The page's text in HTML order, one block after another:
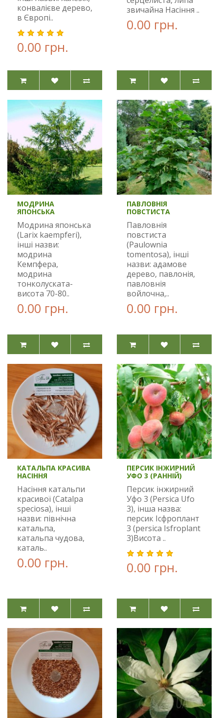
конвалієве дерево,
в Європі..
0.00 грн.
звичайна Насіння ..
0.00 грн.
МОДРИНА
ЯПОНСЬКА
Модрина японська
(Larix kaempferi),
інші назви:
модрина
Кемпфера,
модрина
тонколуската-
висота 70-80..
0.00 грн.
ПАВЛОВНІЯ
ПОВСТИСТА
Павловнія
повстиста
(Paulownia
tomentosa), інші
назви: адамове
дерево, павлонія,
павловнія
войлочна,..
0.00 грн.
КАТАЛЬПА КРАСИВА
НАСІННЯ
Насіння катальпи
красивої (Catalpa
speciosa), інші
назви: північна
катальпа,
катальпа чудова,
каталь..
0.00 грн.
ПЕРСИК ІНЖИРНИЙ
УФО 3 (РАННІЙ)
Персик інжирний
Уфо 3 (Persica Ufo
3), інша назва:
персик Ісфроплант
3 (persica Isfroplant
3)Висота ..
0.00 грн.